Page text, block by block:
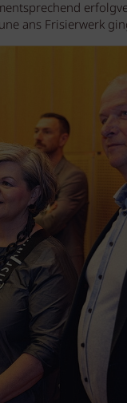
ans Frisierwerk